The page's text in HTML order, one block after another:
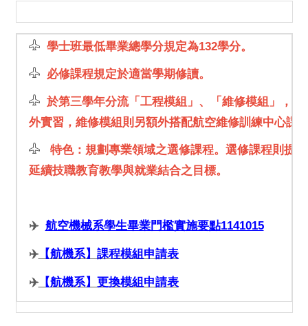
學士班最低畢業總學分規定為132學分。
必修課程規定於適當學期修讀。
於第三學年分流「工程模組」、「維修模組」，
外實習，維修模組則另額外搭配航空維修訓練中心課
特色：規劃專業領域之選修課程。選修課程則提
延續技職教育教學與就業結合之目標。
✈️ 航空機械系學生畢業門檻實施要點1141015
✈️【航機系】課程模組申請表
✈️【航機系】更換模組申請表